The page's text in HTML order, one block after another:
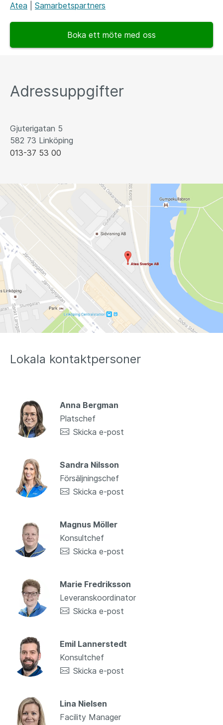
Atea
Samarbetspartners
Boka ett möte med oss
Adressuppgifter
Gjuterigatan 5
582 73 Linköping
013-37 53 00
Lokala kontaktpersoner
Anna Bergman
Platschef
Skicka e-post
Sandra Nilsson
Försäljningschef
Skicka e-post
Magnus Möller
Konsultchef
Skicka e-post
Marie Fredriksson
Leveranskoordinator
Skicka e-post
Emil Lannerstedt
Konsultchef
Skicka e-post
Lina Nielsen
Facility Manager